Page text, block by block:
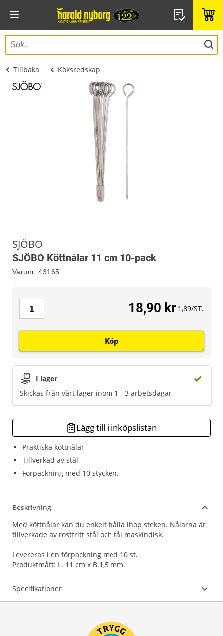
Tillbaka Köksredskap
SJÖBO
SJÖBO Köttnålar 11 cm 10-pack
Varunr. 43165
Praktiska köttnålar
Tillverkad av stål
Förpackning med 10 stycken.
I lager
Skickas från vårt lager inom 1 - 3 arbetsdagar
18,90 kr 1,89/ST.
Köp
Lägg till i inköpslistan
Beskrivning
Med köttnålar kan du enkelt hålla ihop steken. Nålarna är
tillverkade av rostfritt stål och tål maskindisk.
Levereras i en förpackning med 10 st.
Produktmått: L. 11 cm x B.1,5 mm.
Specifikationer